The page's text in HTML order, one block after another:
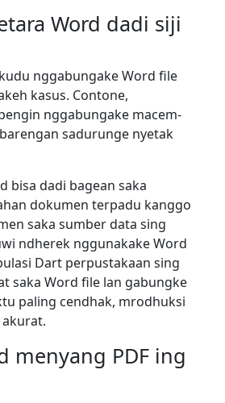
Word dadi siji
nggabungake Word file
kasus. Contone,
nggabungake macem-
sadurunge nyetak
bisa dadi bagean saka
dokumen terpadu kanggo
saka sumber data sing
ndherek nggunakake Word
Dart perpustakaan sing
saka Word file lan gabungke
paling cendhak, mrodhuksi
akurat.
menyang PDF ing